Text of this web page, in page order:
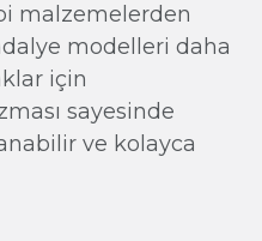
malzemelerden
modelleri daha
için
sayesinde
ve kolayca